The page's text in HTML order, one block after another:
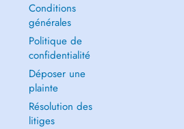
Conditions
générales
Politique de
confidentialité
Déposer une
plainte
Résolution des
litiges